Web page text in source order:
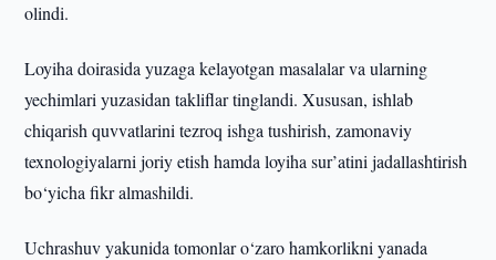
olindi.
Loyiha doirasida yuzaga kelayotgan masalalar va ularning
yechimlari yuzasidan takliflar tinglandi. Xususan, ishlab
chiqarish quvvatlarini tezroq ishga tushirish, zamonaviy
texnologiyalarni joriy etish hamda loyiha sur’atini jadallashtirish
bo‘yicha fikr almashildi.
Uchrashuv yakunida tomonlar o‘zaro hamkorlikni yanada